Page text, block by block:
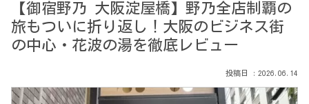
【御宿野乃 大阪淀屋橋】野乃全店制覇の
旅もついに折り返し！大阪のビジネス街
の中心・花波の湯を徹底レビュー
2026.06.14